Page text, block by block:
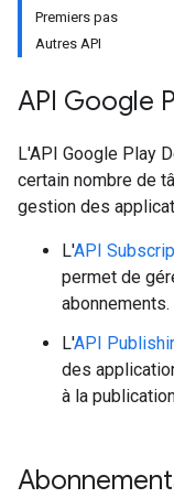
Premiers pas
Autres API
API Google
L'API Google Play
certain nombre de
gestion des
L'API
permet de
abonnements.
L'API
des
à la